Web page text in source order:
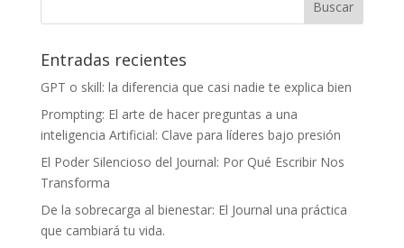
Entradas recientes
GPT o skill: la diferencia que casi nadie te explica bien
Prompting: El arte de hacer preguntas a una
inteligencia Artificial: Clave para líderes bajo presión
El Poder Silencioso del Journal: Por Qué Escribir Nos
Transforma
De la sobrecarga al bienestar: El Journal una práctica
que cambiará tu vida.